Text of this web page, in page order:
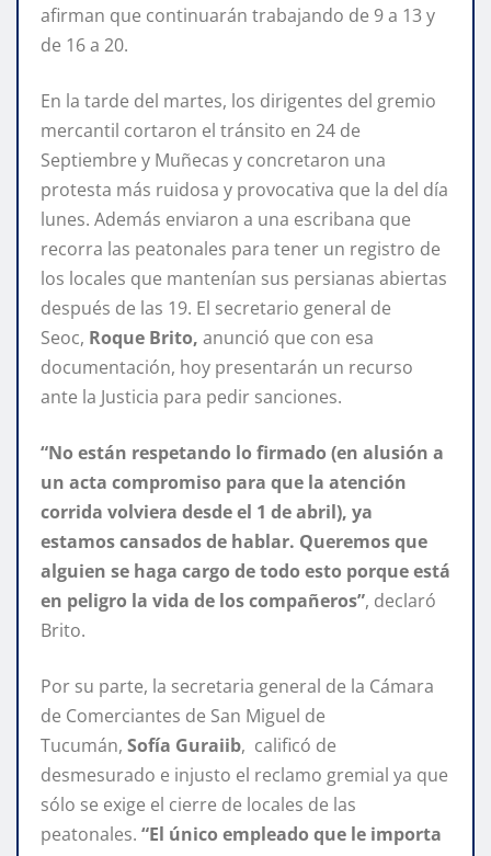
afirman que continuarán trabajando de 9 a 13 y
de 16 a 20.
En la tarde del martes, los dirigentes del gremio
mercantil cortaron el tránsito en 24 de
Septiembre y Muñecas y concretaron una
protesta más ruidosa y provocativa que la del día
lunes. Además enviaron a una escribana que
recorra las peatonales para tener un registro de
los locales que mantenían sus persianas abiertas
después de las 19. El secretario general de
Seoc, Roque Brito, anunció que con esa
documentación, hoy presentarán un recurso
ante la Justicia para pedir sanciones.
“No están respetando lo firmado (en alusión a
un acta compromiso para que la atención
corrida volviera desde el 1 de abril), ya
estamos cansados de hablar. Queremos que
alguien se haga cargo de todo esto porque está
en peligro la vida de los compañeros”, declaró
Brito.
Por su parte, la secretaria general de la Cámara
de Comerciantes de San Miguel de
Tucumán, Sofía Guraiib, calificó de
desmesurado e injusto el reclamo gremial ya que
sólo se exige el cierre de locales de las
peatonales. “El único empleado que le importa